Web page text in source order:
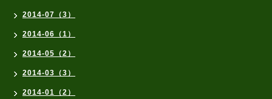
2014-07（3）
2014-06（1）
2014-05（2）
2014-03（3）
2014-01（2）